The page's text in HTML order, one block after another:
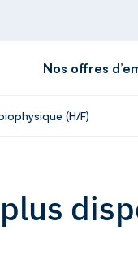
Nos offres
(H/F)